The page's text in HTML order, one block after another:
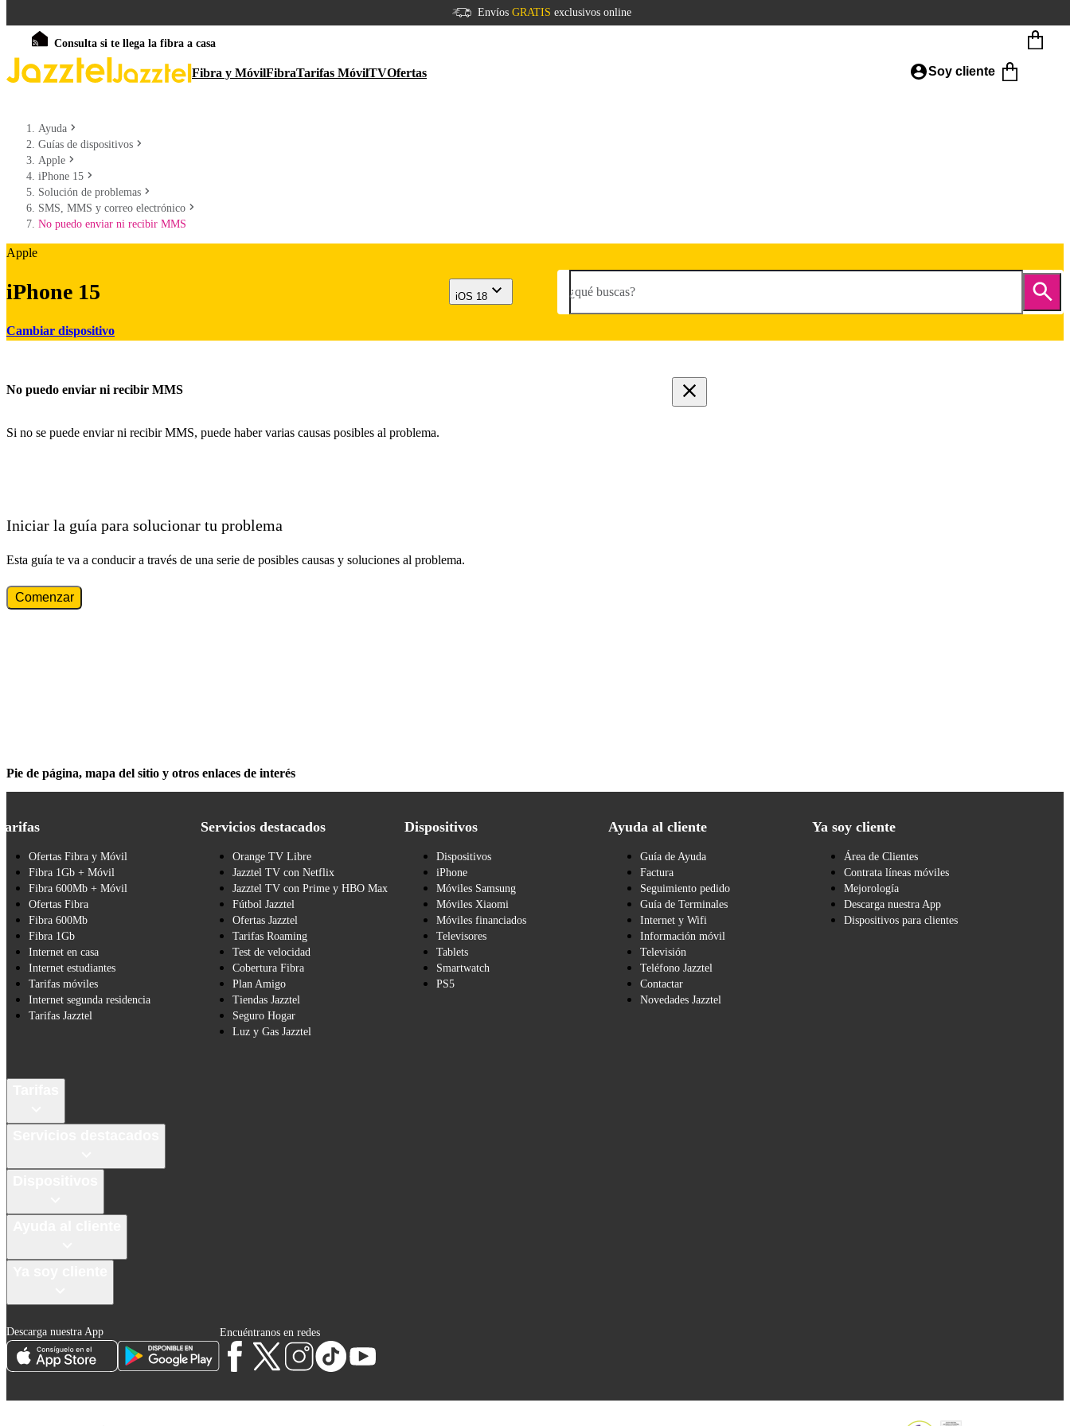
Envíos GRATIS exclusivos online
Consulta si te llega la fibra a casa
Fibra y MóvilFibraTarifas MóvilTVOfertas Soy cliente
Ayuda
Guías de dispositivos
Apple
iPhone 15
Solución de problemas
SMS, MMS y correo electrónico
No puedo enviar ni recibir MMS
Apple
iPhone 15
Cambiar dispositivo
iOS 18 ¿qué buscas?
No puedo enviar ni recibir MMS
Si no se puede enviar ni recibir MMS, puede haber varias causas posibles al problema.
Iniciar la guía para solucionar tu problema
Esta guía te va a conducir a través de una serie de posibles causas y soluciones al problema.
Comenzar
Pie de página, mapa del sitio y otros enlaces de interés
Ofertas Fibra y Móvil
Fibra 1Gb + Móvil
Fibra 600Mb + Móvil
Ofertas Fibra
Fibra 600Mb
Fibra 1Gb
Internet en casa
Internet estudiantes
Tarifas móviles
Internet segunda residencia
Tarifas Jazztel
Servicios destacados
Orange TV Libre
Jazztel TV con Netflix
Jazztel TV con Prime y HBO Max
Fútbol Jazztel
Ofertas Jazztel
Tarifas Roaming
Test de velocidad
Cobertura Fibra
Plan Amigo
Tiendas Jazztel
Seguro Hogar
Luz y Gas Jazztel
Dispositivos
Dispositivos
iPhone
Móviles Samsung
Móviles Xiaomi
Móviles financiados
Televisores
Tablets
Smartwatch
PS5
Ayuda al cliente
Guía de Ayuda
Factura
Seguimiento pedido
Guía de Terminales
Internet y Wifi
Información móvil
Televisión
Teléfono Jazztel
Contactar
Novedades Jazztel
Ya soy cliente
Área de Clientes
Contrata líneas móviles
Mejorología
Descarga nuestra App
Dispositivos para clientes
Descarga nuestra App Encuéntranos en redes